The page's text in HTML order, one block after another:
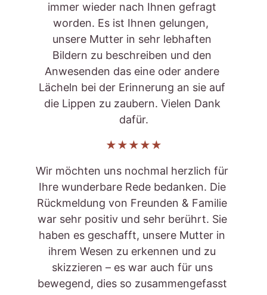
immer wieder nach Ihnen gefragt
worden. Es ist Ihnen gelungen,
unsere Mutter in sehr lebhaften
Bildern zu beschreiben und den
Anwesenden das eine oder andere
Lächeln bei der Erinnerung an sie auf
die Lippen zu zaubern. Vielen Dank
dafür.
Wir möchten uns nochmal herzlich für
Ihre wunderbare Rede bedanken. Die
Rückmeldung von Freunden & Familie
war sehr positiv und sehr berührt. Sie
haben es geschafft, unsere Mutter in
ihrem Wesen zu erkennen und zu
skizzieren – es war auch für uns
bewegend, dies so zusammengefasst
★★★★★